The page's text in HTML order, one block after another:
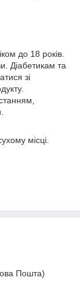
до 18 років.
Діабетикам та
зі
місці.
Пошта)